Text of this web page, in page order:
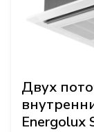
Двух
Energolux